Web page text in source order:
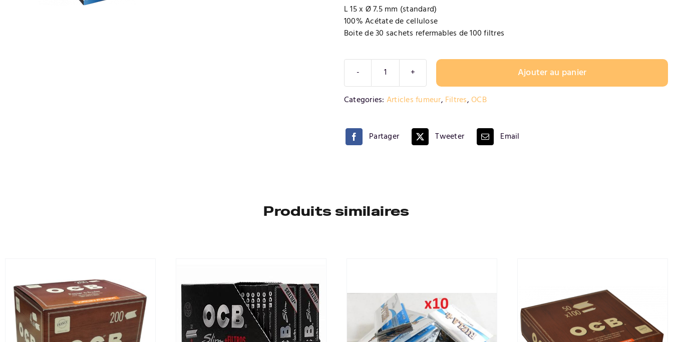
L 15 x Ø 7.5 mm (standard)
100% Acétate de cellulose
Boite de 30 sachets refermables de 100 filtres
quantité
de
Filtres
Bte
Ajouter au panier
Categories: Articles fumeur, Filtres,OCB
Partager Tweeter Email
Produits similaires